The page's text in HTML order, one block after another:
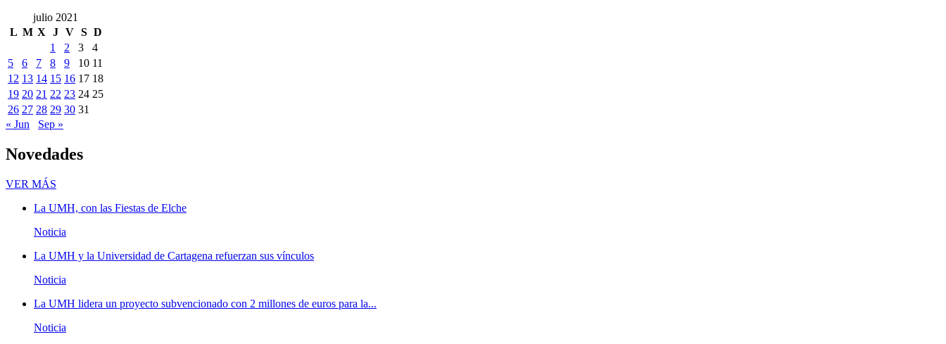
julio 2021
L M X J V S D
1
2 3
4
5
6 7 8 9 10 11
12 13 14 15 16 17 18
19 20 21 22 23 24 25
26 27 28 29 30 31
« Jun
Sep »
Novedades
VER MÁS
La UMH, con las Fiestas de Elche
Noticia
La UMH y la Universidad de Cartagena refuerzan sus vínculos
Noticia
La UMH lidera un proyecto subvencionado con 2 millones de euros para la...
Noticia